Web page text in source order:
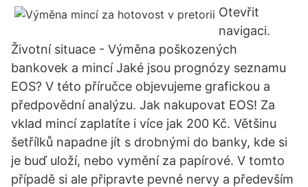
Otevřit
navigaci.
Životní situace - Výměna poškozených
bankovek a mincí Jaké jsou prognózy seznamu
EOS? V této příručce objevujeme grafickou a
předpovědní analýzu. Jak nakupovat EOS! Za
vklad mincí zaplatíte i více jak 200 Kč. Většinu
šetřílků napadne jít s drobnými do banky, kde si
je buď uloží, nebo vymění za papírové. V tomto
případě si ale připravte pevné nervy a především